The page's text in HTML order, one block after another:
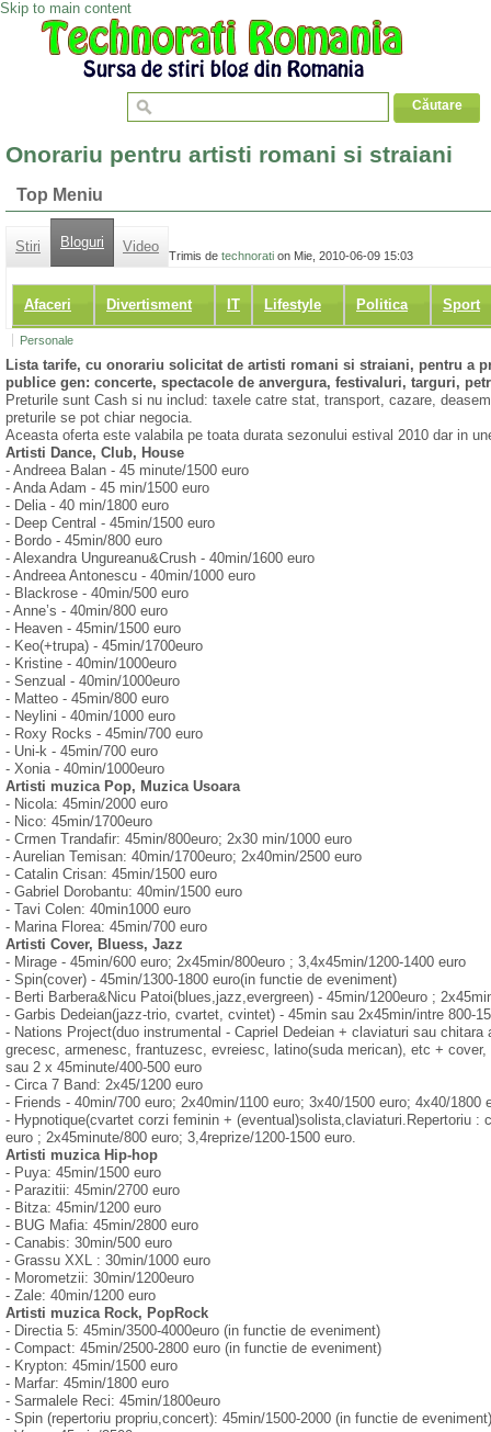
Skip to main content
Onorariu pentru artisti romani si straiani
Top Meniu
Stiri Bloguri Video
Afaceri Divertisment IT Lifestyle Politica Sport
Trimis de technorati on Mie, 2010-06-09 15:03
Personale
Lista tarife, cu onorariu solicitat de artisti romani si straiani, pentru a
publice gen: concerte, spectacole de anvergura, festivaluri, targuri,
Preturile sunt Cash si nu includ: taxele catre stat, transport, cazare,
preturile se pot chiar negocia.
Aceasta oferta este valabila pe toata durata sezonului estival 2010 dar in
Artisti Dance, Club, House
- Andreea Balan - 45 minute/1500 euro
- Anda Adam - 45 min/1500 euro
- Delia - 40 min/1800 euro
- Deep Central - 45min/1500 euro
- Bordo - 45min/800 euro
- Alexandra Ungureanu&Crush - 40min/1600 euro
- Andreea Antonescu - 40min/1000 euro
- Blackrose - 40min/500 euro
- Anne’s - 40min/800 euro
- Heaven - 45min/1500 euro
- Keo(+trupa) - 45min/1700euro
- Kristine - 40min/1000euro
- Senzual - 40min/1000euro
- Matteo - 45min/800 euro
- Neylini - 40min/1000 euro
- Roxy Rocks - 45min/700 euro
- Uni-k - 45min/700 euro
- Xonia - 40min/1000euro
Artisti muzica Pop, Muzica Usoara
- Nicola: 45min/2000 euro
- Nico: 45min/1700euro
- Crmen Trandafir: 45min/800euro; 2x30 min/1000 euro
- Aurelian Temisan: 40min/1700euro; 2x40min/2500 euro
- Catalin Crisan: 45min/1500 euro
- Gabriel Dorobantu: 40min/1500 euro
- Tavi Colen: 40min1000 euro
- Marina Florea: 45min/700 euro
Artisti Cover, Bluess, Jazz
- Mirage - 45min/600 euro; 2x45min/800euro ; 3,4x45min/1200-1400 euro
- Spin(cover) - 45min/1300-1800 euro(in functie de eveniment)
- Berti Barbera&Nicu Patoi(blues,jazz,evergreen) - 45min/1200euro ;
- Garbis Dedeian(jazz-trio, cvartet, cvintet) - 45min sau 2x45min/intre 800-
- Nations Project(duo instrumental - Capriel Dedeian + claviaturi sau
grecesc, armenesc, frantuzesc, evreiesc, latino(suda merican), etc +
sau 2 x 45minute/400-500 euro
- Circa 7 Band: 2x45/1200 euro
- Friends - 40min/700 euro; 2x40min/1100 euro; 3x40/1500 euro; 4x40/1800
- Hypnotique(cvartet corzi feminin + (eventual)solista,claviaturi.Repertoriu :
euro ; 2x45minute/800 euro; 3,4reprize/1200-1500 euro.
Artisti muzica Hip-hop
- Puya: 45min/1500 euro
- Parazitii: 45min/2700 euro
- Bitza: 45min/1200 euro
- BUG Mafia: 45min/2800 euro
- Canabis: 30min/500 euro
- Grassu XXL : 30min/1000 euro
- Morometzii: 30min/1200euro
- Zale: 40min/1200 euro
Artisti muzica Rock, PopRock
- Directia 5: 45min/3500-4000euro (in functie de eveniment)
- Compact: 45min/2500-2800 euro (in functie de eveniment)
- Krypton: 45min/1500 euro
- Marfar: 45min/1800 euro
- Sarmalele Reci: 45min/1800euro
- Spin (repertoriu propriu,concert): 45min/1500-2000 (in functie de eveniment)